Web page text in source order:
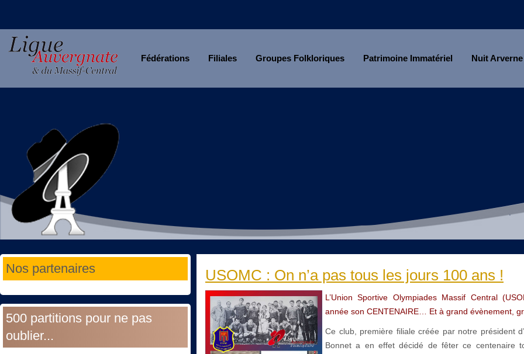
Fédérations Filiales Groupes Folkloriques Patrimoine Immatériel Nuit Arverne
Nos partenaires
500 partitions pour ne pas
oublier...
USOMC : On n’a pas tous les jours 100 ans !
L’Union Sportive Olympiades Massif Central
année son CENTENAIRE… Et à grand évènement,
Ce club, première filiale créée par notre président
Bonnet a en effet décidé de fêter ce centenaire